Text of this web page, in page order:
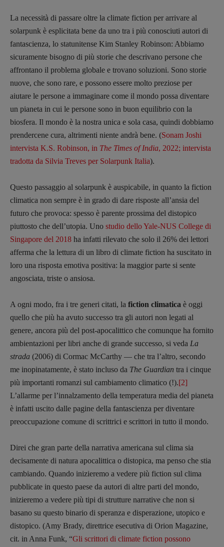
La necessità di passare oltre la climate fiction per arrivare al
solarpunk è esplicitata bene da uno tra i più conosciuti autori di
fantascienza, lo statunitense Kim Stanley Robinson: Abbiamo
sicuramente bisogno di più storie che descrivano persone che
affrontano il problema globale e trovano soluzioni. Sono storie
nuove, che sono rare, e possono essere molto preziose per
aiutare le persone a immaginare come il mondo possa diventare
un pianeta in cui le persone sono in buon equilibrio con la
biosfera. Il mondo è la nostra unica e sola casa, quindi dobbiamo
prendercene cura, altrimenti niente andrà bene. (Sonam Joshi
intervista K.S. Robinson, in The Times of India, 2022; intervista
tradotta da Silvia Treves per Solarpunk Italia).
Questo passaggio al solarpunk è auspicabile, in quanto la fiction
climatica non sempre è in grado di dare risposte all’ansia del
futuro che provoca: spesso è parente prossima del distopico
piuttosto che dell’utopia. Uno studio dello Yale-NUS College di
Singapore del 2018 ha infatti rilevato che solo il 26% dei lettori
afferma che la lettura di un libro di climate fiction ha suscitato in
loro una risposta emotiva positiva: la maggior parte si sente
angosciata, triste o ansiosa.
A ogni modo, fra i tre generi citati, la fiction climatica è oggi
quello che più ha avuto successo tra gli autori non legati al
genere, ancora più del post-apocalittico che comunque ha fornito
ambientazioni per libri anche di grande successo, si veda La
strada (2006) di Cormac McCarthy — che tra l’altro, secondo
me inopinatamente, è stato incluso da The Guardian tra i cinque
più importanti romanzi sul cambiamento climatico (!).[2]
L’allarme per l’innalzamento della temperatura media del pianeta
è infatti uscito dalle pagine della fantascienza per diventare
preoccupazione comune di scrittrici e scrittori in tutto il mondo.
Direi che gran parte della narrativa americana sul clima sia
decisamente di natura apocalittica o distopica, ma penso che stia
cambiando. Quando inizieremo a vedere più fiction sul clima
pubblicate in questo paese da autori di altre parti del mondo,
inizieremo a vedere più tipi di strutture narrative che non si
basano su questo binario di speranza e disperazione, utopico e
distopico. (Amy Brady, direttrice esecutiva di Orion Magazine,
cit. in Anna Funk, “Gli scrittori di climate fiction possono